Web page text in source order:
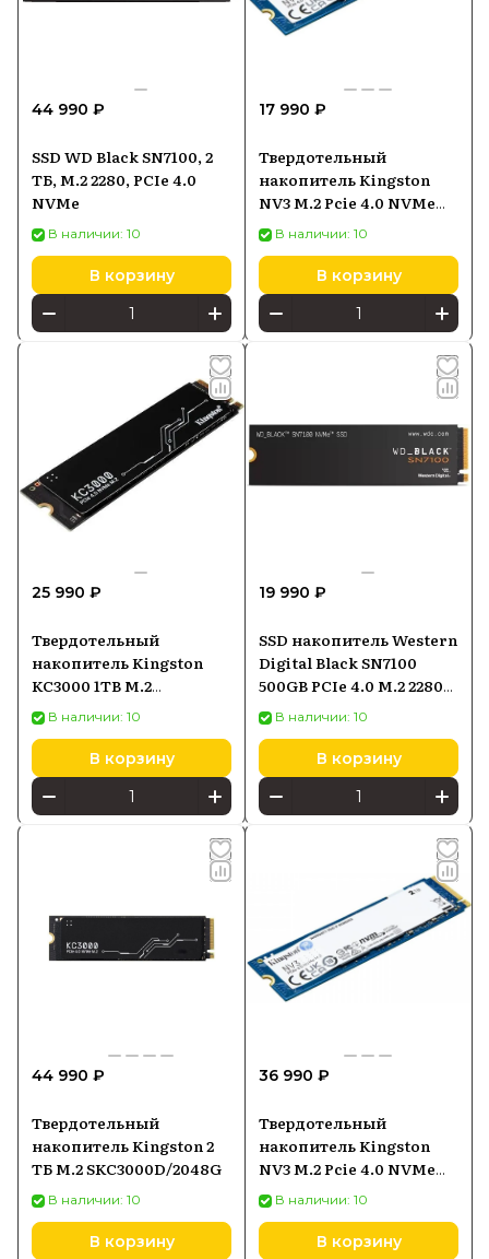
44 990 ₽
SSD WD Black SN7100, 2
ТБ, M.2 2280, PCIe 4.0
NVMe
В наличии: 10
В корзину
17 990 ₽
Твердотельный
накопитель Kingston
NV3 M.2 Pcie 4.0 NVMe
500GB SNV3S500G
В наличии: 10
В корзину
25 990 ₽
Твердотельный
накопитель Kingston
KC3000 1TB M.2
SKC3000S1024G
В наличии: 10
В корзину
19 990 ₽
SSD накопитель Western
Digital Black SN7100
500GB PCIe 4.0 M.2 2280
(WDS500G4X0E00CJA0)
В наличии: 10
В корзину
44 990 ₽
Твердотельный
накопитель Kingston 2
ТБ M.2 SKC3000D/2048G
В наличии: 10
В корзину
36 990 ₽
Твердотельный
накопитель Kingston
NV3 M.2 Pcie 4.0 NVMe
2TB SNV3S2000G
В наличии: 10
В корзину